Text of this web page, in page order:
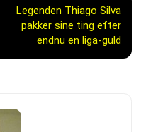
Legenden Thiago Silva
pakker sine ting efter
endnu en liga-guld